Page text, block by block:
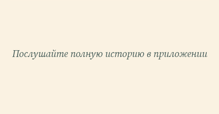
Послушайте полную историю в приложении